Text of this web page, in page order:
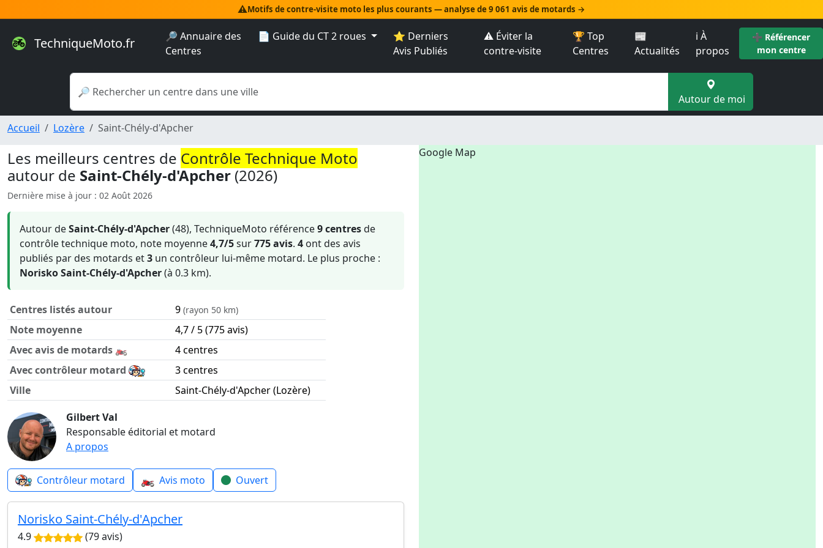
⚠️Motifs de contre-visite moto les plus courants — analyse de 9 061 avis de motards →
TechniqueMoto.fr
🔎 Annuaire des
Centres
📄 Guide du CT 2 roues
⭐ Derniers
Avis Publiés
⚠️ Éviter la
contre-visite
🏆 Top
Centres
📰
Actualités
ℹ️ À
propos
➕ Référencer
mon centre
Autour de moi
Accueil Lozère Saint-Chély-d'Apcher
Les meilleurs centres de Contrôle Technique Moto
autour de Saint-Chély-d'Apcher(2026)
Dernière mise à jour : 02 Août 2026
Autour deSaint-Chély-d'Apcher(48), TechniqueMoto référence9 centresde
contrôle technique moto, note moyenne4,7/5sur775 avis. 4 ont des avis
publiés par des motards et3 un contrôleur lui-même motard. Le plus proche :
Norisko Saint-Chély-d'Apcher(à 0.3 km).
Centres listés autour 9 (rayon 50 km)
Note moyenne
4,7 / 5 (775 avis)
Avec avis de motards 🏍️
4 centres
Avec contrôleur motard
3 centres
Ville
Saint-Chély-d'Apcher (Lozère)
Gilbert Val
Responsable éditorial et motard
A propos
Contrôleur motard 🏍️ Avis moto Ouvert
Norisko Saint-Chély-d'Apcher
4.9 (79 avis)
Google Map